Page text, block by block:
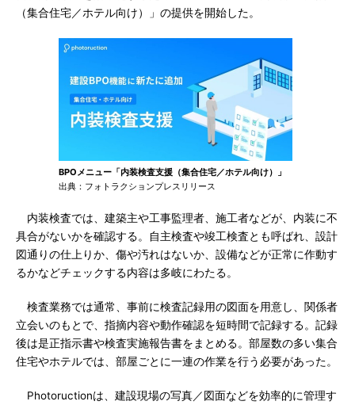
（集合住宅／ホテル向け）」の提供を開始した。
BPOメニュー「内装検査支援（集合住宅／ホテル向け）」
出典：フォトラクションプレスリリース
内装検査では、建築主や工事監理者、施工者などが、内装に不
具合がないかを確認する。自主検査や竣工検査とも呼ばれ、設計
図通りの仕上りか、傷や汚れはないか、設備などが正常に作動す
るかなどチェックする内容は多岐にわたる。
検査業務では通常、事前に検査記録用の図面を用意し、関係者
立会いのもとで、指摘内容や動作確認を短時間で記録する。記録
後は是正指示書や検査実施報告書をまとめる。部屋数の多い集合
住宅やホテルでは、部屋ごとに一連の作業を行う必要があった。
Photoructionは、建設現場の写真／図面などを効率的に管理す